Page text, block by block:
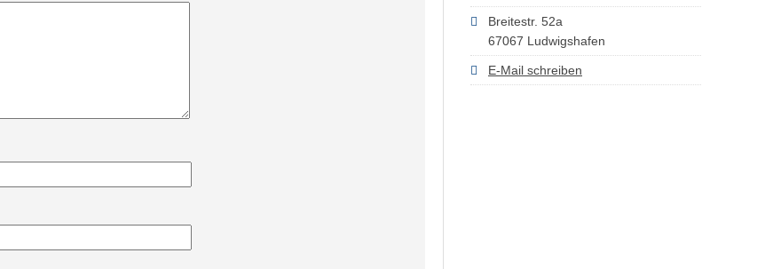
Breitestr. 52a
67067 Ludwigshafen
E-Mail schreiben